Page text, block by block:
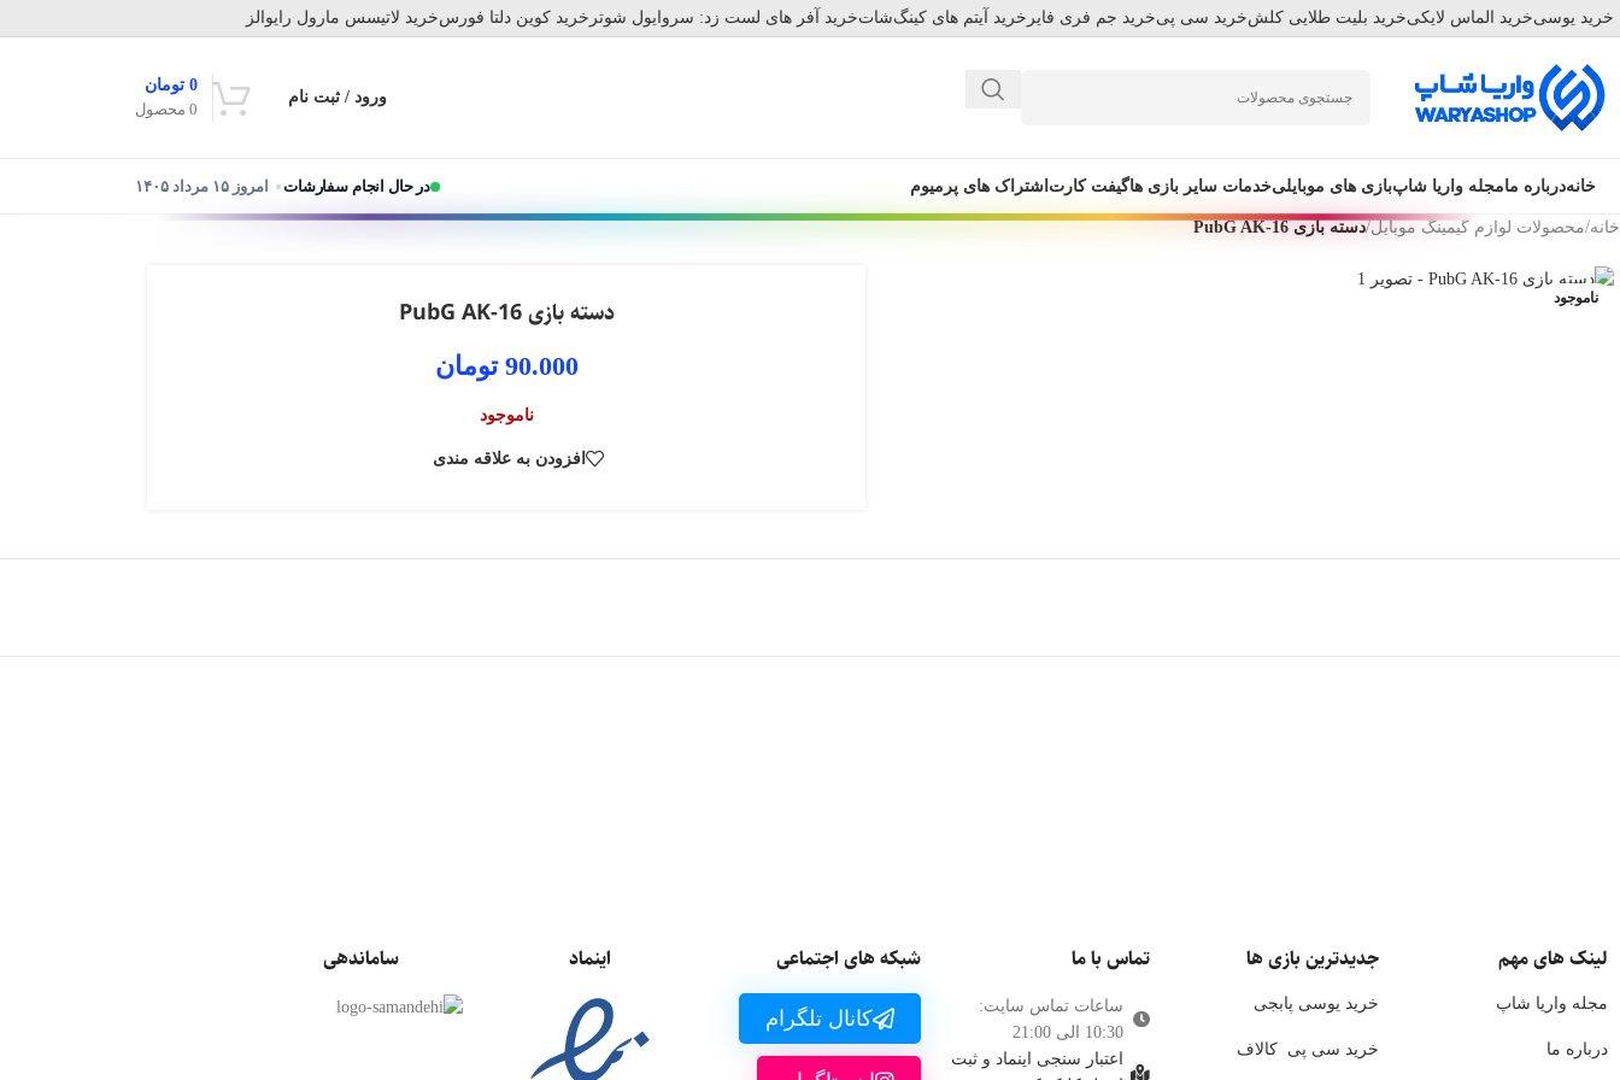
Skip
navigation
Skip
main
content
خرید یوسیخرید الماس لایکیخرید بلیت طلایی کلشخرید سی پیخرید جم فری فایر خرید آیتم های کینگ‌شاتخرید آفر های لست زد: سروایول شوتر خرید کوین دلتا فورسخرید لاتیسس مارول رایوالز
ورود / ثبت نام
0 محصول
0 تومان
خانهدرباره مامجله واریا شاپبازی های موبایلیخدمات سایر بازی هاگیفت کارت اشتراک های پرمیوم در حال انجام سفارشات امروز ۱۵ مرداد ۱۴۰۵
خانه/محصولات لوازم گیمینگ موبایل/دسته بازی PubG AK-16
ناموجود دسته بازی PubG AK-16
90.000 تومان
ناموجود
افزودن به علاقه مندی
لینک های مهم
مجله واریا شاپ
درباره ما
جدیدترین بازی ها
خرید یوسی پابجی
خرید سی پی کالاف
تماس با ما
ساعات تماس سایت:
10:30 الی 21:00
اعتبار سنجی اینماد و ثبت
شبکه های اجتماعی
کانال تلگرام
اینماد ساماندهی